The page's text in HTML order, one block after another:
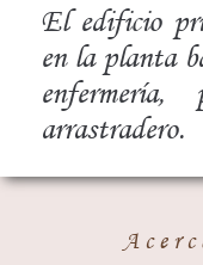
El edificio
en la planta
arrastradero.